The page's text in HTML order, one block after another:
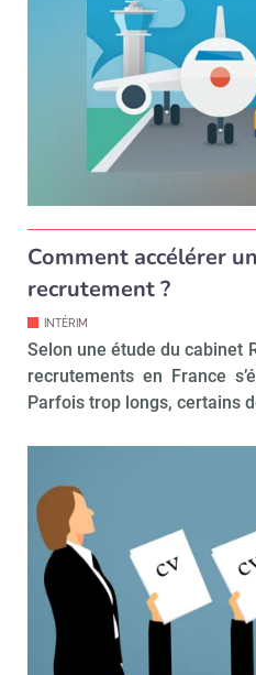
Comment accélérer
recrutement ?
INTÉRIM
Selon une étude du cabinet
recrutements en France
Parfois trop longs, certains